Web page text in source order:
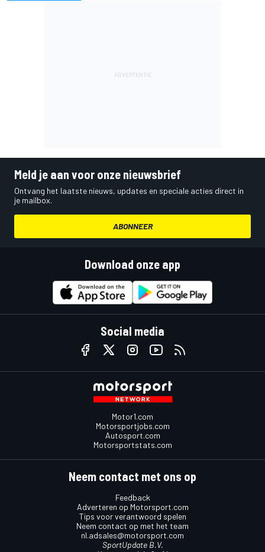
Meld je aan voor onze nieuwsbrief
Ontvang het laatste nieuws, updates en speciale acties direct in
je mailbox.
ABONNEER
Download onze app
Social media
Motor1.com
Motorsportjobs.com
Autosport.com
Motorsportstats.com
Neem contact met ons op
Feedback
Adverteren op Motorsport.com
Tips voor verantwoord spelen
Neem contact op met het team
nl.adsales@motorsport.com
SportUpdate B.V.